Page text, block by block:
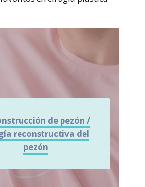
de pezón /
reconstructiva del
pezón